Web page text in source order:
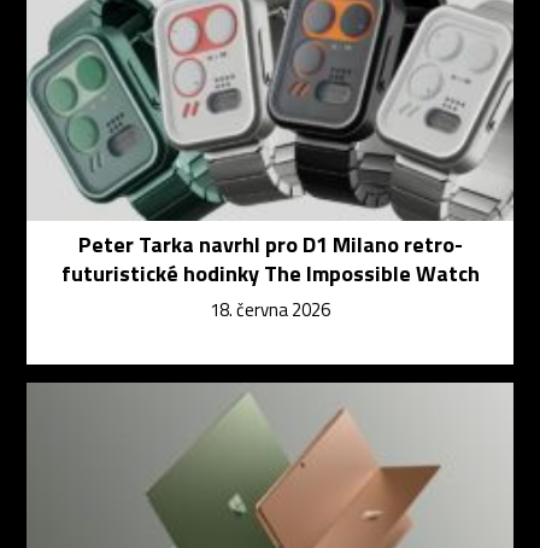
Peter Tarka navrhl pro D1 Milano retro-
futuristické hodinky The Impossible Watch
18. června 2026